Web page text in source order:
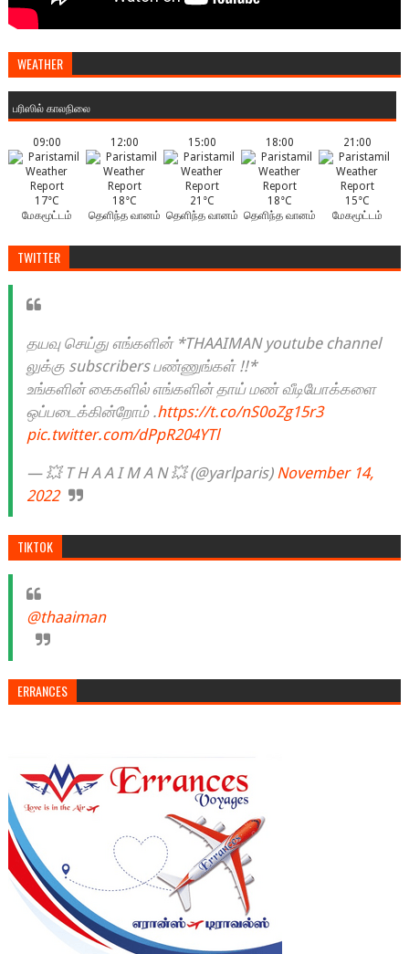
WEATHER
பரிஸில் காலநிலை
09:00
17°C
மேகமூட்டம்
12:00
18°C
தெளிந்த வானம்
15:00
21°C
தெளிந்த வானம்
18:00
18°C
தெளிந்த வானம்
21:00
15°C
மேகமூட்டம்
TWITTER
தயவு செய்து எங்களின் *THAAIMAN youtube channel
லுக்கு subscribers பண்ணுங்கள் !!*
உங்களின் கைகளில் எங்களின் தாய் மண் வீடியோக்களை
ஒப்படைக்கின்றோம் .https://t.co/nS0oZg15r3
pic.twitter.com/dPpR204YTl
— 💥 T H A A I M A N 💥 (@yarlparis) November 14,
2022
TIKTOK
@thaaiman
ERRANCES